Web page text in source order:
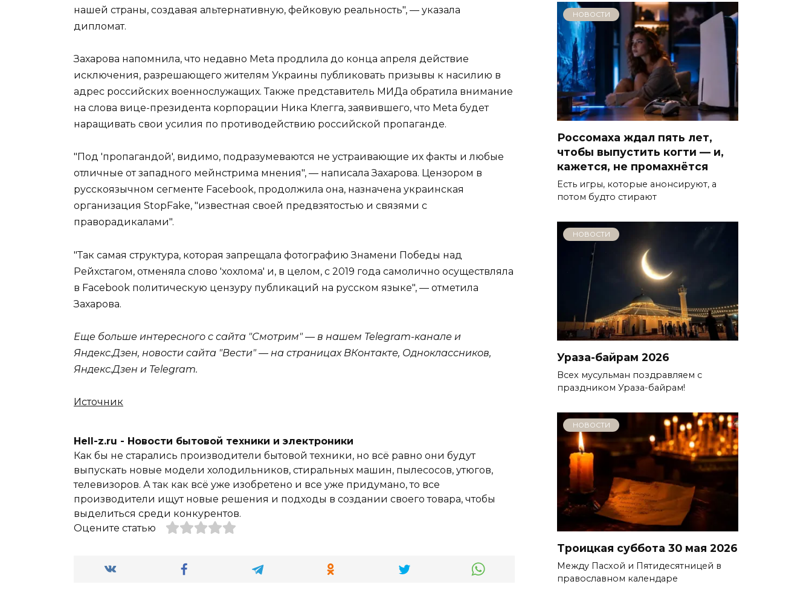
нашей страны, создавая альтернативную, фейковую реальность", — указала
дипломат.
Захарова напомнила, что недавно Meta продлила до конца апреля действие
исключения, разрешающего жителям Украины публиковать призывы к насилию в
адрес российских военнослужащих. Также представитель МИДа обратила внимание
на слова вице-президента корпорации Ника Клегга, заявившего, что Meta будет
наращивать свои усилия по противодействию российской пропаганде.
"Под 'пропагандой', видимо, подразумеваются не устраивающие их факты и любые
отличные от западного мейнстрима мнения", — написала Захарова. Цензором в
русскоязычном сегменте Facebook, продолжила она, назначена украинская
организация StopFake, "известная своей предвзятостью и связями с
праворадикалами".
"Так самая структура, которая запрещала фотографию Знамени Победы над
Рейхстагом, отменяла слово 'хохлома' и, в целом, с 2019 года самолично осуществляла
в Facebook политическую цензуру публикаций на русском языке", — отметила
Захарова.
Еще больше интересного с сайта "Смотрим" — в нашем Telegram-канале и
Яндекс.Дзен, новости сайта "Вести" — на страницах ВКонтакте, Одноклассников,
Яндекс.Дзен и Telegram.
Источник
Hell-z.ru - Новости бытовой техники и электроники
Как бы не старались производители бытовой техники, но всё равно они будут
выпускать новые модели холодильников, стиральных машин, пылесосов, утюгов,
телевизоров. А так как всё уже изобретено и все уже придумано, то все
производители ищут новые решения и подходы в создании своего товара, чтобы
выделиться среди конкурентов.
Оцените статью
НОВОСТИ
Россомаха ждал пять лет,
чтобы выпустить когти — и,
кажется, не промахнётся
Есть игры, которые анонсируют, а
потом будто стирают
НОВОСТИ
Ураза-байрам 2026
Всех мусульман поздравляем с
праздником Ураза-байрам!
НОВОСТИ
Троицкая суббота 30 мая 2026
Между Пасхой и Пятидесятницей в
православном календаре